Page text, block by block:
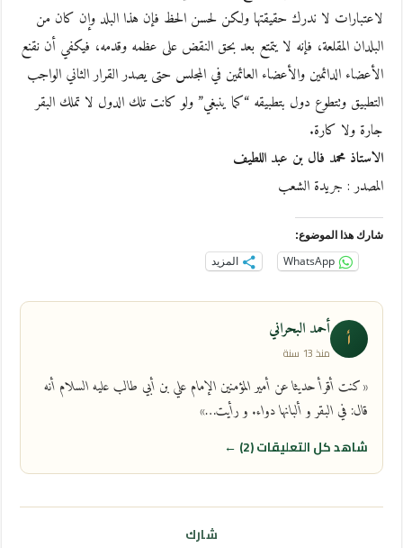
لاعتبارات لا ندرك حقيقتها ولكن لحسن الحظ فإن هذا البلد وإن كان من
البلدان المقلعة، فإنه لا يتمتع بعد بحق النقض على عظمه وقدمه، فيكفي أن نقنع
الأعضاء الدائمين والأعضاء العائمين في المجلس حتى يصدر القرار الثاني الواجب
التطبيق وتتطوع دول بتطبيقه “كما ينبغي” ولو كانت تلك الدول لا تملك البقر
جارة ولا كارة.
الاستاذ محمد فال بن عبد اللطيف
المصدر : جريدة الشعب
شارك هذا الموضوع:
WhatsApp المزيد
أ أحمد البحراني
منذ 13 سنة
«كنت أقرأ حديثا عن أمير المؤمنين الإمام علي بن أبي طالب عليه السلام أنه
قال: في البقر و ألبانها دواء. و رأيت…»
شاهد كل التعليقات (2) ←
شارك